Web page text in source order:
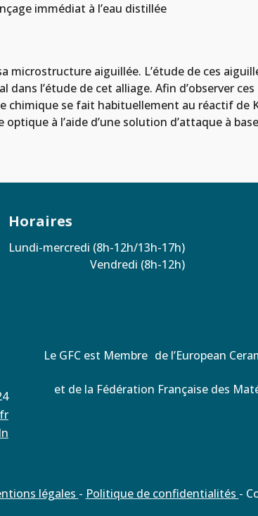
immédiat à l’eau distillée
microstructure aiguillée. L’étude de ces
l’étude de cet alliage. Afin d’observer
chimique se fait habituellement au réactif de
à l’aide d’une solution d’attaque à
Horaires
Lundi-mercredi (8h-12h/13h-17h)
Vendredi (8h-12h)
Le GFC est Membre de l’European
et de la Fédération Française des
légales - Politique de confidentialités -